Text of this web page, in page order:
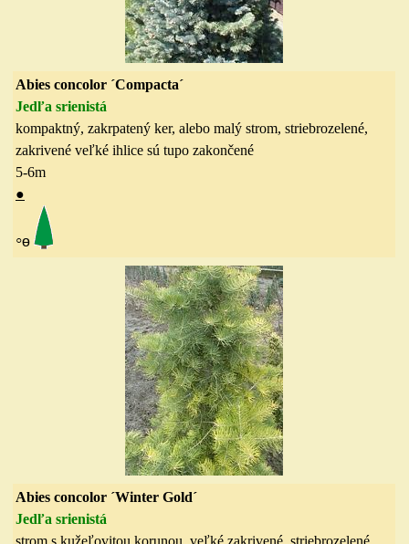
Abies concolor ´Compacta´
Jedľa srienistá
kompaktný, zakrpatený ker, alebo malý strom, striebrozelené,
zakrivené veľké ihlice sú tupo zakončené
5-6m
●
◦ө
Abies concolor ´Winter Gold´
Jedľa srienistá
strom s kužeľovitou korunou, veľké zakrivené, striebrozelené